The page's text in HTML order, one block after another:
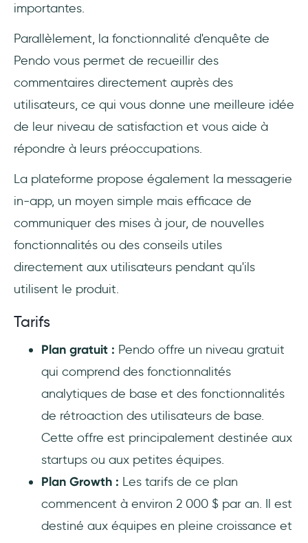
importantes.
Parallèlement, la fonctionnalité d'enquête de
Pendo vous permet de recueillir des
commentaires directement auprès des
utilisateurs, ce qui vous donne une meilleure idée
de leur niveau de satisfaction et vous aide à
répondre à leurs préoccupations.
La plateforme propose également la messagerie
in-app, un moyen simple mais efficace de
communiquer des mises à jour, de nouvelles
fonctionnalités ou des conseils utiles
directement aux utilisateurs pendant qu'ils
utilisent le produit.
Tarifs
Plan gratuit : Pendo offre un niveau gratuit
qui comprend des fonctionnalités
analytiques de base et des fonctionnalités
de rétroaction des utilisateurs de base.
Cette offre est principalement destinée aux
startups ou aux petites équipes.
Plan Growth : Les tarifs de ce plan
commencent à environ 2 000 $ par an. Il est
destiné aux équipes en pleine croissance et